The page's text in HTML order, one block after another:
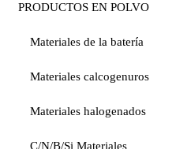
PRODUCTOS EN POLVO
Materiales de la batería
Materiales calcogenuros
Materiales halogenados
C/N/B/Si Materiales